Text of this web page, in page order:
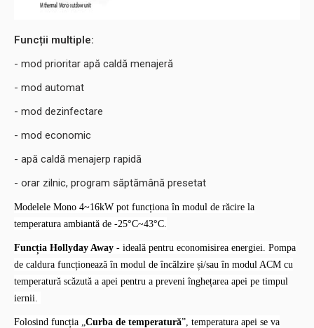
Funcții multiple:
- mod prioritar apă caldă menajeră
- mod automat
- mod dezinfectare
- mod economic
- apă caldă menajerp rapidă
- orar zilnic, program săptămână presetat
Modelele Mono 4~16kW pot funcționa în modul de răcire la
temperatura ambiantă de -25°C~43°C.
Funcția Hollyday Away - ideală pentru economisirea energiei. Pompa
de caldura funcționează în modul de încălzire și/sau în modul ACM cu
temperatură scăzută a apei pentru a preveni înghețarea apei pe timpul
iernii.
Folosind funcția „Curba de temperatură”, temperatura apei se va